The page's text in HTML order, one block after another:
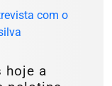
hoje a